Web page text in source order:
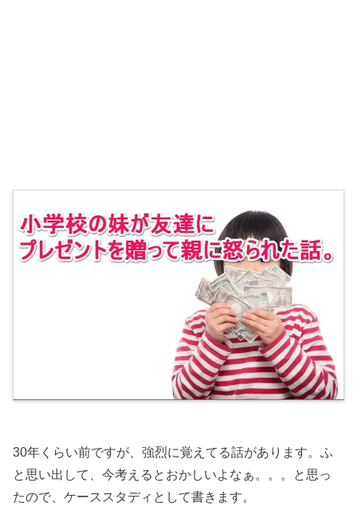
30年くらい前ですが、強烈に覚えてる話があります。ふ
と思い出して、今考えるとおかしいよなぁ。。。と思っ
たので、ケーススタディとして書きます。